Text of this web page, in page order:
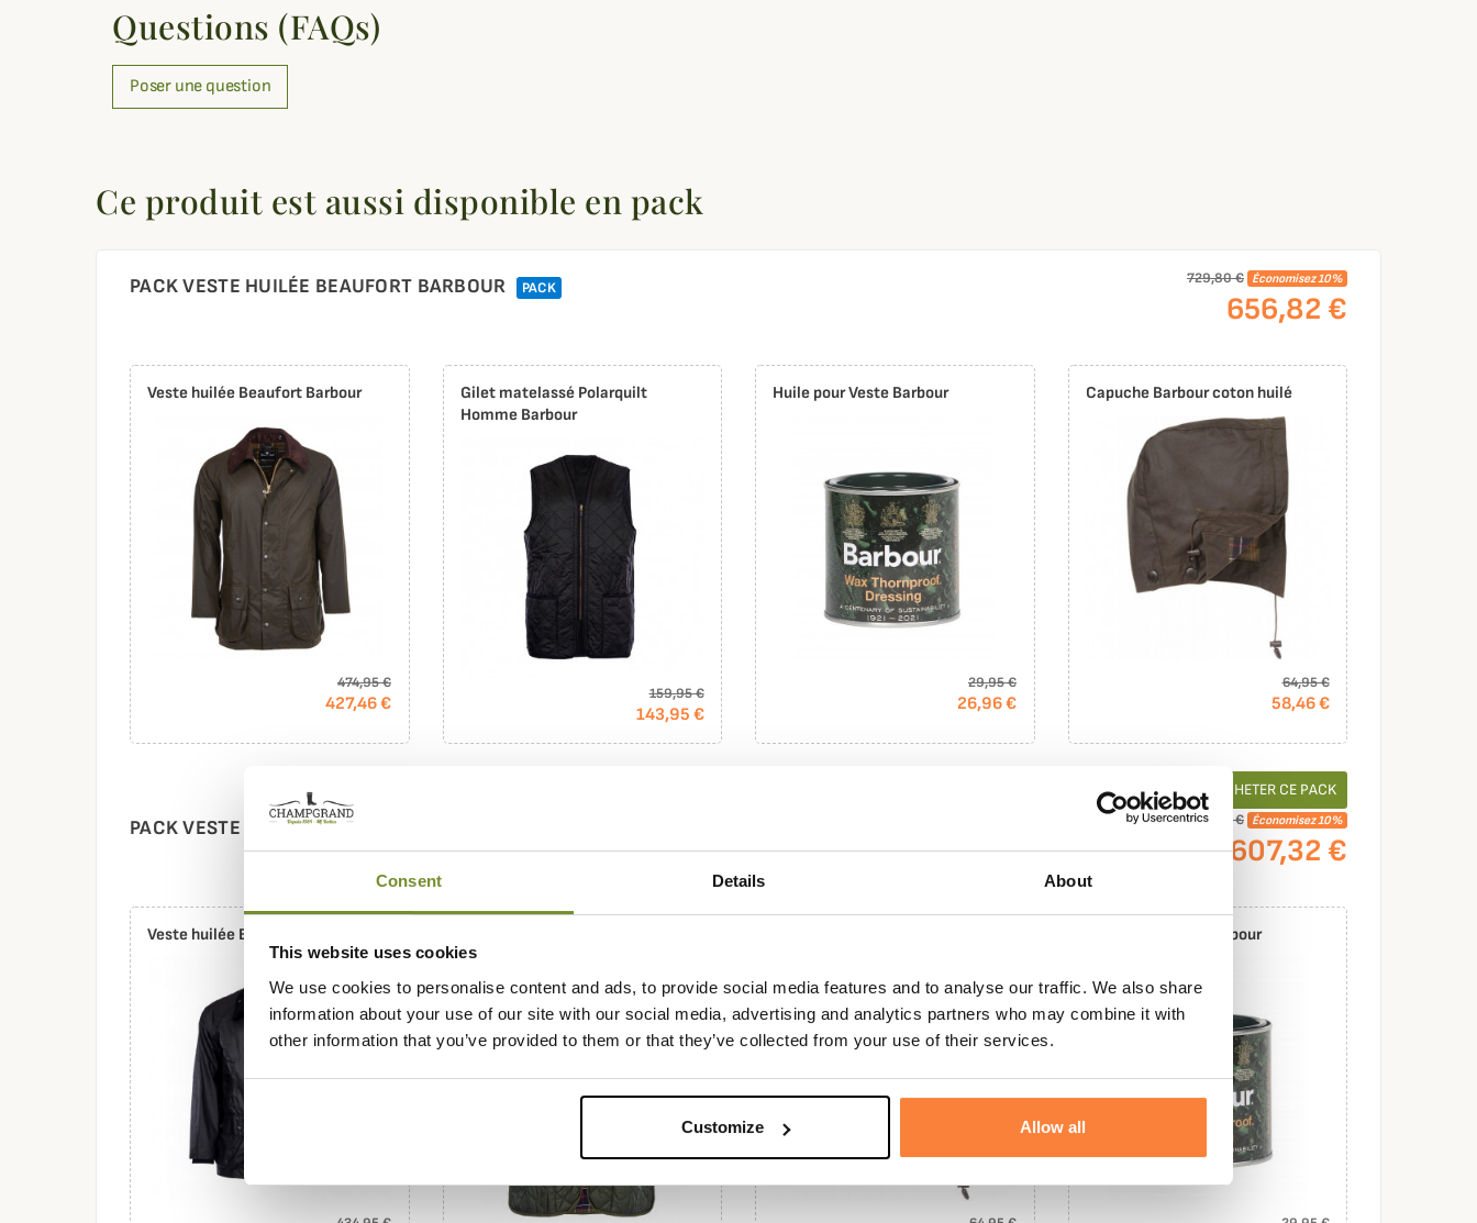
Consent Details About
This website uses cookies
We use cookies to personalise content and ads, to provide social media features and to analyse our traffic. We also share
information about your use of our site with our social media, advertising and analytics partners who may combine it with
other information that you’ve provided to them or that they’ve collected from your use of their services.
Customize Allow all
Questions (FAQs)
Poser une question
Ce produit est aussi disponible en pack
PACK VESTE HUILÉE BEAUFORT BARBOUR PACK
729,80 € Économisez 10%
656,82 €
Veste huilée Beaufort Barbour
474,95 €
427,46 €
Gilet matelassé Polarquilt
Homme Barbour
159,95 €
143,95 €
Huile pour Veste Barbour
29,95 €
26,96 €
Capuche Barbour coton huilé
64,95 €
58,46 €
 ACHETER CE PACK
PACK VESTE HUILÉE BEDALE BARBOUR 674,80 € Économisez 10%
607,32 €
Veste huilée Bedale Barbour
Barbour
Huile pour Veste Barbour